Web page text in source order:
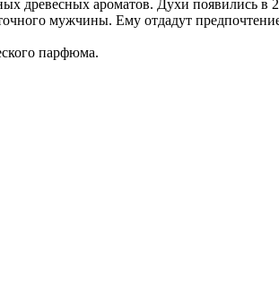
древесных ароматов. Духи появились в
мужчины. Ему отдадут
парфюма.